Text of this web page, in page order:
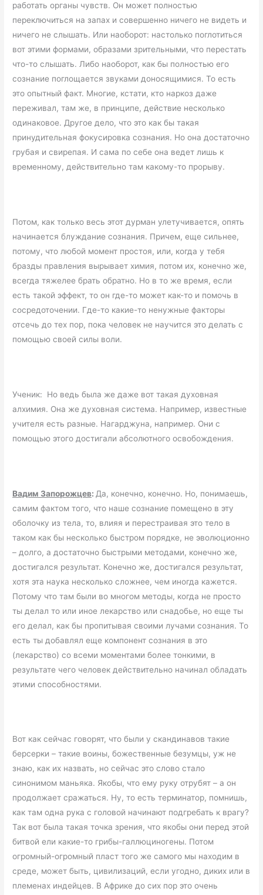
работать органы чувств. Он может полностью
переключиться на запах и совершенно ничего не видеть и
ничего не слышать. Или наоборот: настолько поглотиться
вот этими формами, образами зрительными, что перестать
что-то слышать. Либо наоборот, как бы полностью его
сознание поглощается звуками доносящимися. То есть
это опытный факт. Многие, кстати, кто наркоз даже
переживал, там же, в принципе, действие несколько
одинаковое. Другое дело, что это как бы такая
принудительная фокусировка сознания. Но она достаточно
грубая и свирепая. И сама по себе она ведет лишь к
временному, действительно там какому-то прорыву.
Потом, как только весь этот дурман улетучивается, опять
начинается блуждание сознания. Причем, еще сильнее,
потому, что любой момент простоя, или, когда у тебя
бразды правления вырывает химия, потом их, конечно же,
всегда тяжелее брать обратно. Но в то же время, если
есть такой эффект, то он где-то может как-то и помочь в
сосредоточении. Где-то какие-то ненужные факторы
отсечь до тех пор, пока человек не научится это делать с
помощью своей силы воли.
Ученик: Но ведь была же даже вот такая духовная
алхимия. Она же духовная система. Например, известные
учителя есть разные. Нагарджуна, например. Они с
помощью этого достигали абсолютного освобождения.
Вадим Запорожцев: Да, конечно, конечно. Но, понимаешь,
самим фактом того, что наше сознание помещено в эту
оболочку из тела, то, влияя и перестраивая это тело в
таком как бы несколько быстром порядке, не эволюционно
– долго, а достаточно быстрыми методами, конечно же,
достигался результат. Конечно же, достигался результат,
хотя эта наука несколько сложнее, чем иногда кажется.
Потому что там были во многом методы, когда не просто
ты делал то или иное лекарство или снадобье, но еще ты
его делал, как бы пропитывая своими лучами сознания. То
есть ты добавлял еще компонент сознания в это
(лекарство) со всеми моментами более тонкими, в
результате чего человек действительно начинал обладать
этими способностями.
Вот как сейчас говорят, что были у скандинавов такие
берсерки – такие воины, божественные безумцы, уж не
знаю, как их назвать, но сейчас это слово стало
синонимом маньяка. Якобы, что ему руку отрубят – а он
продолжает сражаться. Ну, то есть терминатор, помнишь,
как там одна рука с головой начинают подгребать к врагу?
Так вот была такая точка зрения, что якобы они перед этой
битвой ели какие-то грибы-галлюциногены. Потом
огромный-огромный пласт того же самого мы находим в
среде, может быть, цивилизаций, если угодно, диких или в
племенах индейцев. В Африке до сих пор это очень